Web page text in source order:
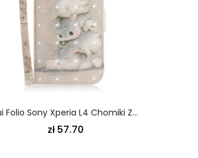
Etui Folio Sony Xperia L4 Chomiki Ze Stringami Etui Ochronne
zł 57.70